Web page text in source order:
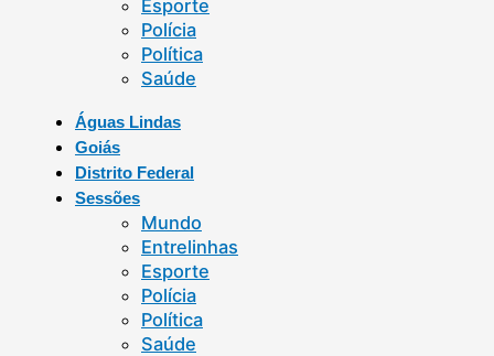
Esporte
Polícia
Política
Saúde
Águas Lindas
Goiás
Distrito Federal
Sessões
Mundo
Entrelinhas
Esporte
Polícia
Política
Saúde